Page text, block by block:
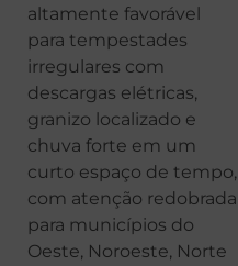
altamente favorável
para tempestades
irregulares com
descargas elétricas,
granizo localizado e
chuva forte em um
curto espaço de tempo,
com atenção redobrada
para municípios do
Oeste, Noroeste, Norte